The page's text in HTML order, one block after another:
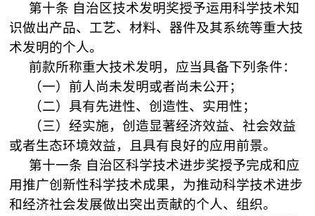
第十条 自治区技术发明奖授予运用科学技术知
识做出产品、工艺、材料、器件及其系统等重大技
术发明的个人。
前款所称重大技术发明，应当具备下列条件：
（一）前人尚未发明或者尚未公开；
（二）具有先进性、创造性、实用性；
（三）经实施，创造显著经济效益、社会效益
或者生态环境效益，且具有良好的应用前景。
第十一条 自治区科学技术进步奖授予完成和应
用推广创新性科学技术成果，为推动科学技术进步
和经济社会发展做出突出贡献的个人、组织。